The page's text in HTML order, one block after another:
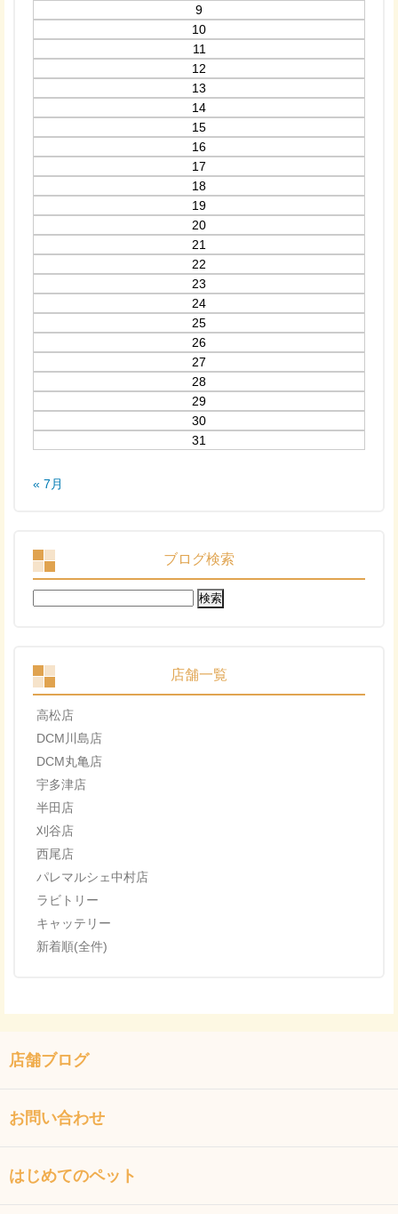
9
10
11
12
13
14
15
16
17
18
19
20
21
22
23
24
25
26
27
28
29
30
31
« 7月
ブログ検索
検
索:
店舗一覧
高松店
DCM川島店
DCM丸亀店
宇多津店
半田店
刈谷店
西尾店
パレマルシェ中村店
ラビトリー
キャッテリー
新着順(全件)
店舗ブログ
お問い合わせ
はじめてのペット